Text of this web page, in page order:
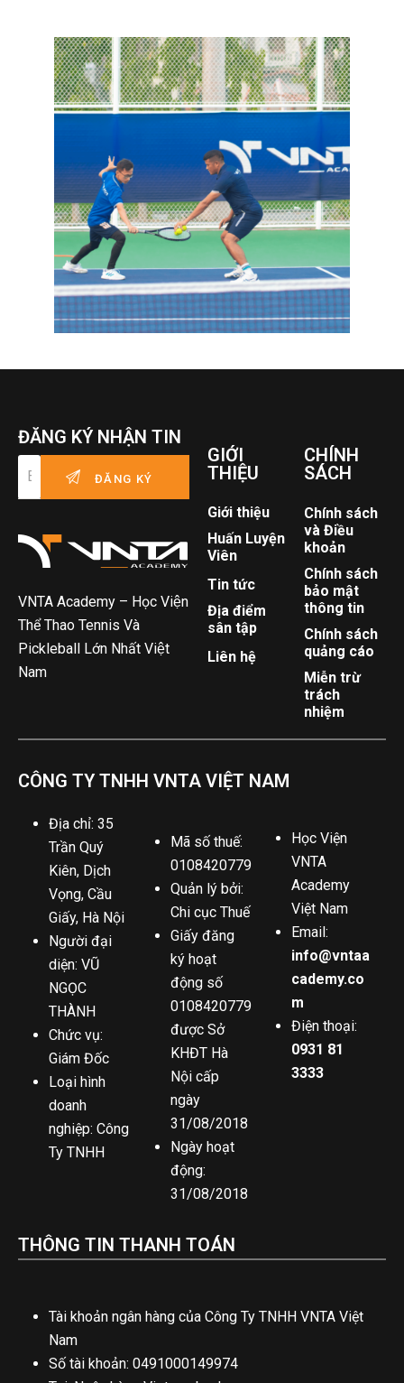
ĐĂNG KÝ NHẬN TIN
VNTA Academy – Học Viện
Thể Thao Tennis Và
Pickleball Lớn Nhất Việt
Nam
GIỚI
THIỆU
Giới thiệu
Huấn Luyện
Viên
Tin tức
Địa điểm
sân tập
Liên hệ
CHÍNH
SÁCH
Chính sách
và Điều
khoản
Chính sách
bảo mật
thông tin
Chính sách
quảng cáo
Miễn trừ
trách
nhiệm
CÔNG TY TNHH VNTA VIỆT NAM
Địa chỉ: 35
Trần Quý
Kiên, Dịch
Vọng, Cầu
Giấy, Hà Nội
Người đại
diện: VŨ
NGỌC
THÀNH
Chức vụ:
Giám Đốc
Loại hình
doanh
nghiệp: Công
Ty TNHH
Mã số thuế:
0108420779
Quản lý bởi:
Chi cục Thuế
Giấy đăng
ký hoạt
động số
0108420779
được Sở
KHĐT Hà
Nội cấp
ngày
31/08/2018
Ngày hoạt
động:
31/08/2018
Học Viện
VNTA
Academy
Việt Nam
Email:
info@vntaa
cademy.co
m
Điện thoại:
0931 81
3333
THÔNG TIN THANH TOÁN
Tài khoản ngân hàng của Công Ty TNHH VNTA Việt
Nam
Số tài khoản: 0491000149974